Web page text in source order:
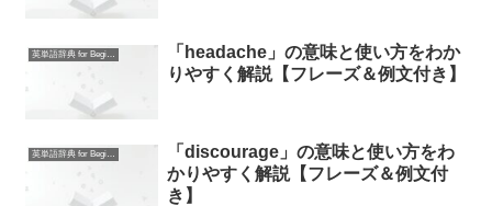
英単語辞典 for Beginners
「headache」の意味と使い方をわか
りやすく解説【フレーズ＆例文付き】
英単語辞典 for Beginners
「discourage」の意味と使い方をわ
かりやすく解説【フレーズ＆例文付
き】